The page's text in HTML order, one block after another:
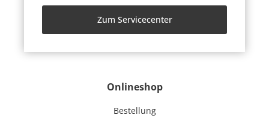
Onlineshop
Bestellung
Zum Servicecenter